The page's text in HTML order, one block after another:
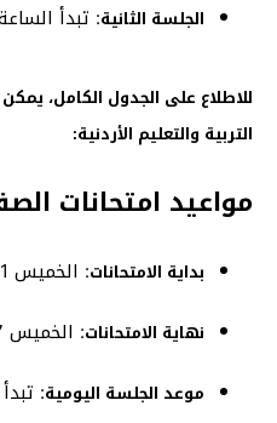
الجلسة الثانية: تبدأ الساعة 1:00
للاطلاع على الجدول الكامل،
التربية والتعليم الأردنية:
مواعيد امتحانات
بداية الامتحانات: الخميس 31 تموز 2025
نهاية الامتحانات: الخميس 7 آب 2025
موعد الجلسة اليومية: تبدأ